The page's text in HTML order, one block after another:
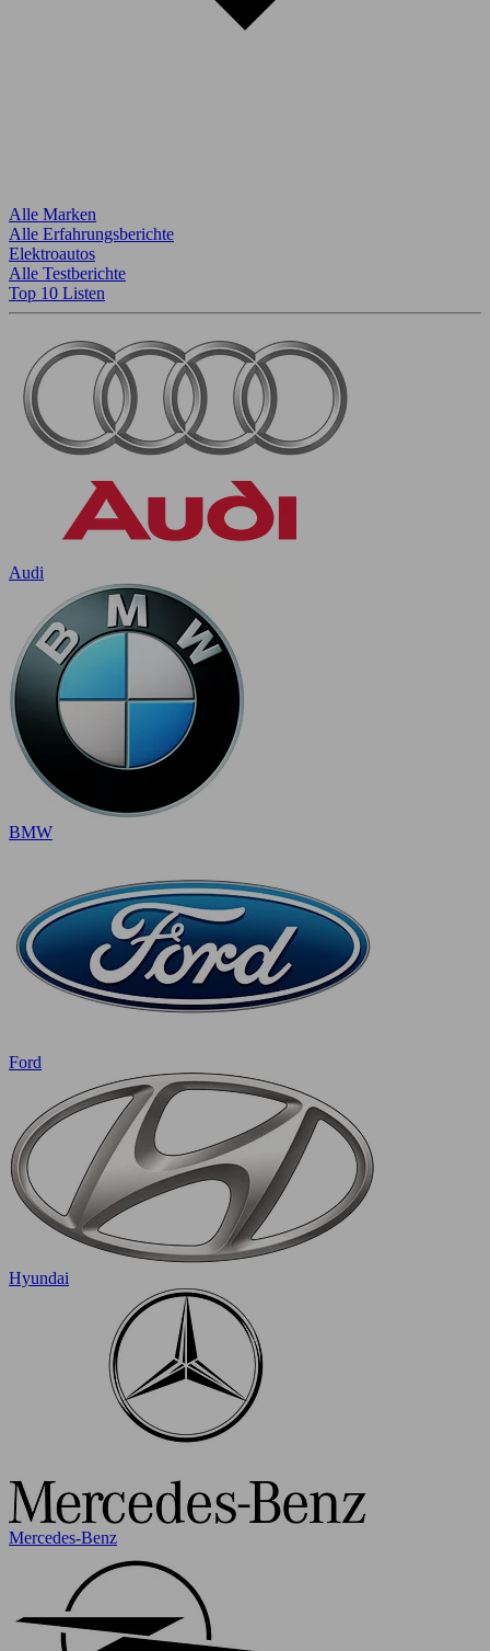
Alle Marken
Alle Erfahrungsberichte
Elektroautos
Alle Testberichte
Top 10 Listen
Audi
BMW
Ford
Hyundai
Mercedes-Benz